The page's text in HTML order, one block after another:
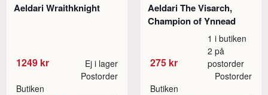
Aeldari Wraithknight
1249 kr Ej i lager
Butiken
Postorder
Aeldari The Visarch,
Champion of Ynnead
275 kr
1 i butiken
2 på
postorder
Butiken
Postorder